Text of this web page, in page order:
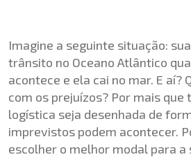
Imagine a seguinte situação:
trânsito no Oceano Atlântico
acontece e ela cai no mar. E aí?
com os prejuízos? Por mais que
logística seja desenhada de
imprevistos podem acontecer.
escolher o melhor modal para a